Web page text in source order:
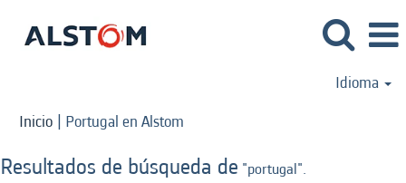
Idioma
Inicio | Portugal en Alstom
Resultados de búsqueda de "portugal".